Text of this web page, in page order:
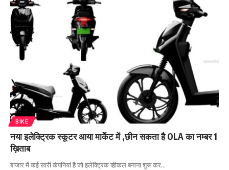
BIKE
नया इलेक्ट्रिक स्कूटर आया मार्केट में ,छीन सकता है OLA का नम्बर 1
ख़िताब
बाजार में कई सारी कंपनियां है जो इलेक्ट्रिक व्हीकल बनाना शुरू कर…